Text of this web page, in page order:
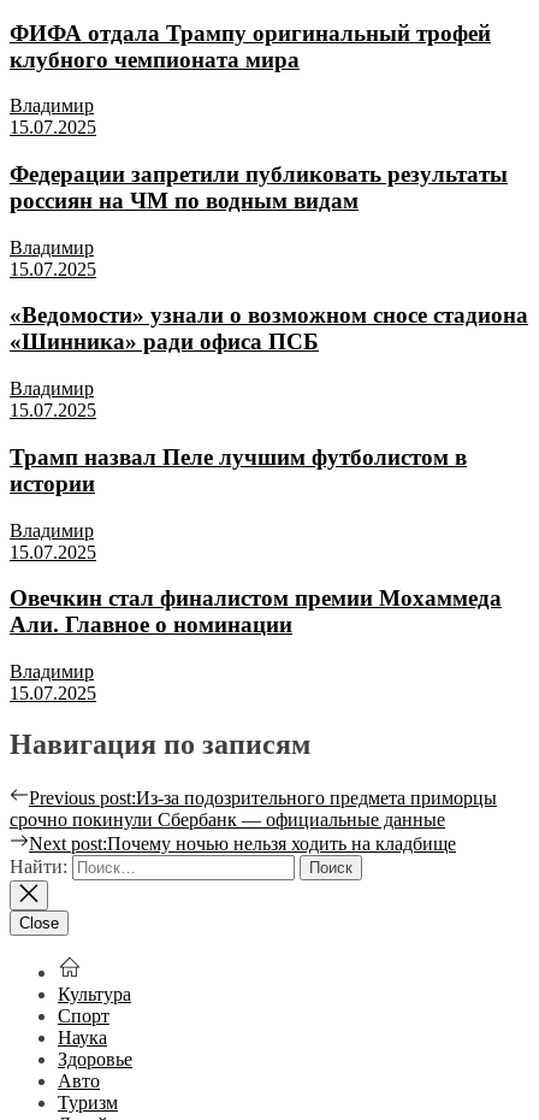
ФИФА отдала Трампу оригинальный трофей
клубного чемпионата мира
Владимир
15.07.2025
Федерации запретили публиковать результаты
россиян на ЧМ по водным видам
Владимир
15.07.2025
«Ведомости» узнали о возможном сносе стадиона
«Шинника» ради офиса ПСБ
Владимир
15.07.2025
Трамп назвал Пеле лучшим футболистом в
истории
Владимир
15.07.2025
Овечкин стал финалистом премии Мохаммеда
Али. Главное о номинации
Владимир
15.07.2025
Навигация по записям
Previous post:Из-за подозрительного предмета приморцы
срочно покинули Сбербанк — официальные данные
Next post:Почему ночью нельзя ходить на кладбище
Найти:
Close
Культура
Спорт
Наука
Здоровье
Авто
Туризм